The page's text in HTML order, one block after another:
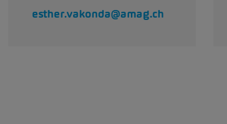
esther.vakonda@amag.ch